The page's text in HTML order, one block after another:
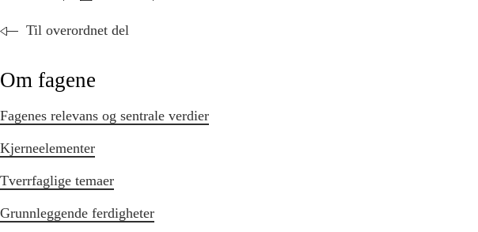
Til overordnet del
Om fagene
Fagenes relevans og sentrale verdier
Kjerneelementer
Tverrfaglige temaer
Grunnleggende ferdigheter